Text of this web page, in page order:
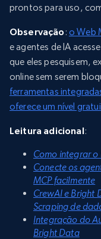
prontos para uso,
Observação : o Web
e agentes de IA
que eles pesquisem,
online sem serem
ferramentas
oferece um nível
Leitura adicional:
Como integrar o
Conecte os
MCP facilmente
CrewAI e Bright
Scraping de
Integração do
Bright Data